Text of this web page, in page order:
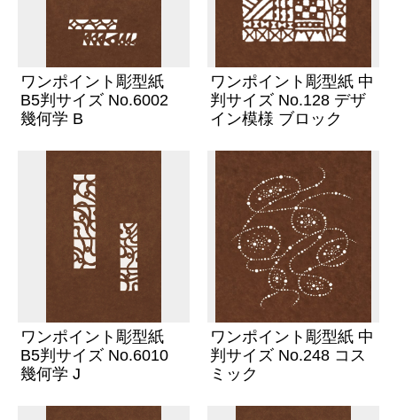
ワンポイント彫型紙
B5判サイズ No.6002
幾何学 B
ワンポイント彫型紙 中
判サイズ No.128 デザ
イン模様 ブロック
ワンポイント彫型紙
B5判サイズ No.6010
幾何学 J
ワンポイント彫型紙 中
判サイズ No.248 コス
ミック